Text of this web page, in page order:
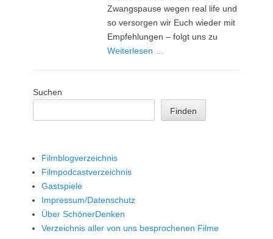
Zwangspause wegen real life und
so versorgen wir Euch wieder mit
Empfehlungen – folgt uns zu
Weiterlesen …
Suchen
Finden
Filmblogverzeichnis
Filmpodcastverzeichnis
Gastspiele
Impressum/Datenschutz
Über SchönerDenken
Verzeichnis aller von uns besprochenen Filme